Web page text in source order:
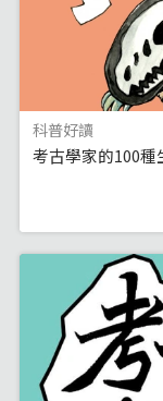
科普好讀
考古學家的100種